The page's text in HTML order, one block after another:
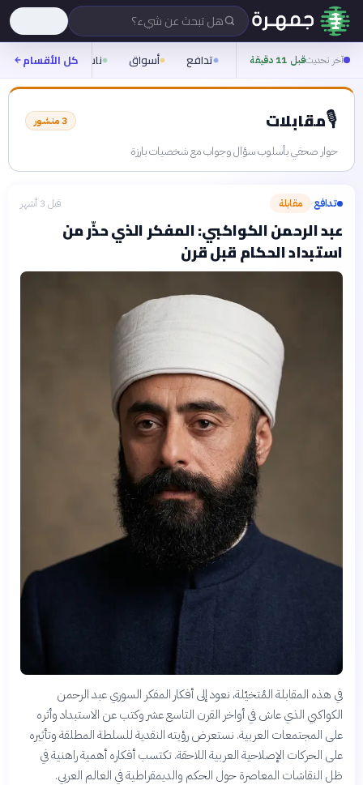
هل تبحث عن شيء؟
آخر تحديثقبل 11 دقيقة تدافع أسواق ناس روح
كل الأقسام
🎙️مقابلات 3منشور
حوار صحفي بأسلوب سؤال وجواب مع شخصيات بارزة
تدافع› مقابلة قبل 3 أشهر
عبد الرحمن الكواكبي: المفكر الذي حذّر من
استبداد الحكام قبل قرن
في هذه المقابلة المُتخيّلة، نعود إلى أفكار المفكر السوري عبد الرحمن
الكواكبي الذي عاش في أواخر القرن التاسع عشر وكتب عن الاستبداد وأثره
على المجتمعات العربية. نستعرض رؤيته النقدية للسلطة المطلقة وتأثيره
على الحركات الإصلاحية العربية اللاحقة. تكتسب أفكاره أهمية راهنية في
ظل النقاشات المعاصرة حول الحكم والديمقراطية في العالم العربي.